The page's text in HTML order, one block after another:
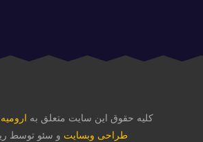
کلیه حقوق این سایت متعلق به
طراحی وبسایت و سئو توسط